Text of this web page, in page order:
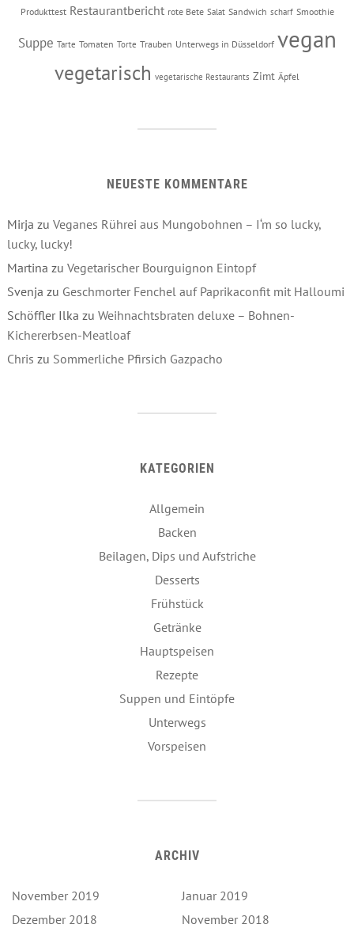
Produkttest Restaurantbericht rote Bete Salat Sandwich scharf Smoothie
Suppe Tarte Tomaten Torte Trauben Unterwegs in Düsseldorf vegan
vegetarisch vegetarische Restaurants Zimt Äpfel
NEUESTE KOMMENTARE
Mirja zu Veganes Rührei aus Mungobohnen – I‘m so lucky,
lucky, lucky!
Martina zu Vegetarischer Bourguignon Eintopf
Svenja zu Geschmorter Fenchel auf Paprikaconfit mit Halloumi
Schöffler Ilka zu Weihnachtsbraten deluxe – Bohnen-
Kichererbsen-Meatloaf
Chris zu Sommerliche Pfirsich Gazpacho
KATEGORIEN
Allgemein
Backen
Beilagen, Dips und Aufstriche
Desserts
Frühstück
Getränke
Hauptspeisen
Rezepte
Suppen und Eintöpfe
Unterwegs
Vorspeisen
ARCHIV
November 2019
Januar 2019
Dezember 2018
November 2018